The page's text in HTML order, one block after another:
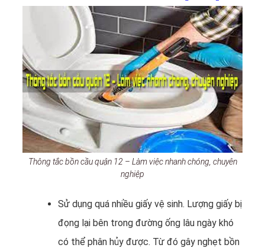
Thông tắc bồn cầu quận 12 – Làm việc nhanh chóng, chuyên
nghiệp
Sử dụng quá nhiều giấy vệ sinh. Lượng giấy bị
đọng lại bên trong đường ống lâu ngày khó
có thể phân hủy được. Từ đó gây nghẹt bồn